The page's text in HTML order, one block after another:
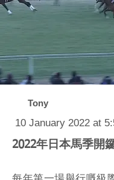
Tony
10 January 2022 at
2022年日本馬季開